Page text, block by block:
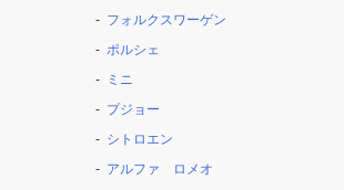
フォルクスワーゲン
ポルシェ
ミニ
プジョー
シトロエン
アルファ ロメオ